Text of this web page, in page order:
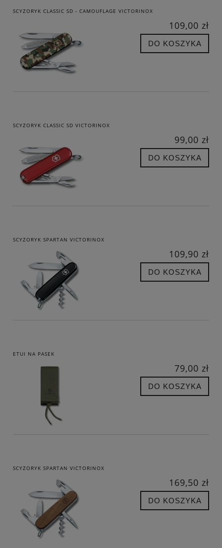
SCYZORYK CLASSIC SD - CAMOUFLAGE VICTORINOX
109,00 zł
DO KOSZYKA
SCYZORYK CLASSIC SD VICTORINOX
99,00 zł
DO KOSZYKA
SCYZORYK SPARTAN VICTORINOX
109,90 zł
DO KOSZYKA
ETUI NA PASEK
79,00 zł
DO KOSZYKA
SCYZORYK SPARTAN VICTORINOX
169,50 zł
DO KOSZYKA